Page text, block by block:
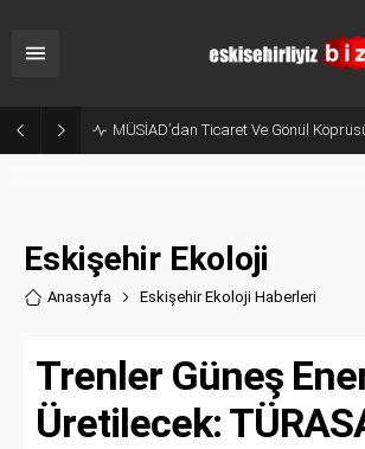
Eskişehir Ekoloji
Anasayfa Eskişehir Ekoloji Haberleri
Trenler Güneş
Üretilecek: